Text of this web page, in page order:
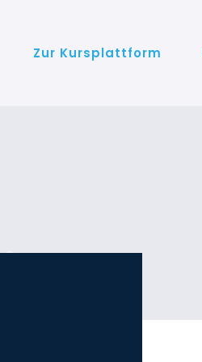
Zur Kursplattform